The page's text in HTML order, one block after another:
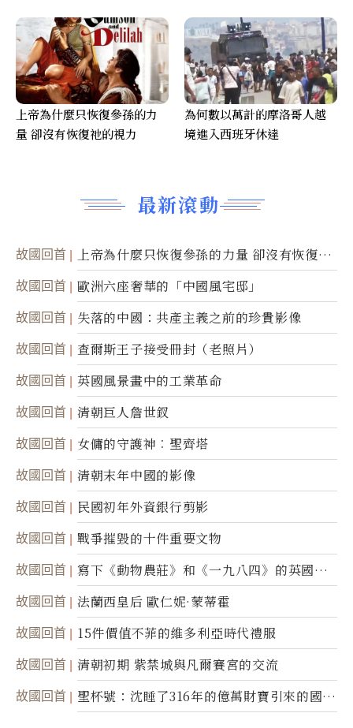
最新滾動
故國回首
上帝為什麼只恢復參孫的力量 卻沒有恢復祂
的視力
故國回首 歐洲六座奢華的「中國風宅邸」
故國回首 失落的中國：共產主義之前的珍貴影像
故國回首 查爾斯王子接受冊封（老照片）
故國回首 英國風景畫中的工業革命
故國回首 清朝巨人詹世釵
故國回首 女傭的守護神︰聖齊塔
故國回首 清朝末年中國的影像
故國回首 民國初年外資銀行剪影
故國回首 戰爭摧毀的十件重要文物
故國回首
寫下《動物農莊》和《一九八四》的英國作
家喬治．歐威爾
故國回首 法蘭西皇后 歐仁妮·蒙蒂霍
故國回首 15件價值不菲的維多利亞時代禮服
故國回首 清朝初期 紫禁城與凡爾賽宮的交流
故國回首
聖杯號：沈睡了316年的億萬財寶引來的國際
糾紛
上帝為什麼只恢復參孫的力
量 卻沒有恢復祂的視力
為何數以萬計的摩洛哥人越
境進入西班牙休達